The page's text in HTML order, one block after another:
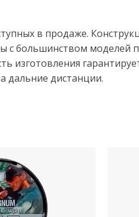
в продаже.
большинством моделей
изготовления
дальние дистанции.